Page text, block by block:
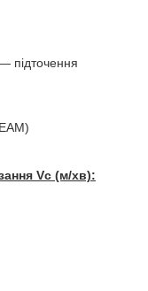
підточення
Vс (м/хв):